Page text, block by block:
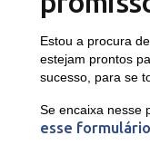
Estou a procura
estejam prontos
sucesso, para se
Se encaixa nesse
esse